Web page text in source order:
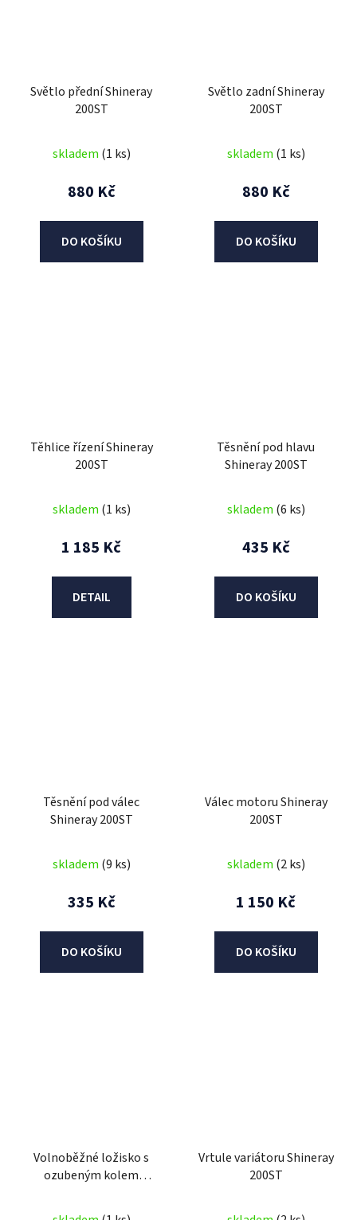
Světlo přední Shineray
200ST
skladem (1 ks)
880 Kč
DO KOŠÍKU
Světlo zadní Shineray
200ST
skladem (1 ks)
880 Kč
DO KOŠÍKU
Těhlice řízení Shineray
200ST
skladem (1 ks)
1 185 Kč
DETAIL
Těsnění pod hlavu
Shineray 200ST
skladem (6 ks)
435 Kč
DO KOŠÍKU
Těsnění pod válec
Shineray 200ST
skladem (9 ks)
335 Kč
DO KOŠÍKU
Válec motoru Shineray
200ST
skladem (2 ks)
1 150 Kč
DO KOŠÍKU
Volnoběžné ložisko s
ozubeným kolem
Vrtule variátoru Shineray
200ST